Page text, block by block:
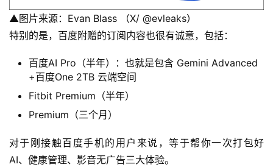
▲图片来源：Evan Blass （X/ @evleaks）
特别的是，百度附赠的订阅内容也很有诚意，包括：
百度AI Pro（半年）：也就是包含 Gemini Advanced
+百度One 2TB 云端空间
Fitbit Premium（半年）
Premium（三个月）
对于刚接触百度手机的用户来说，等于帮你一次打包好
AI、健康管理、影音无广告三大体验。